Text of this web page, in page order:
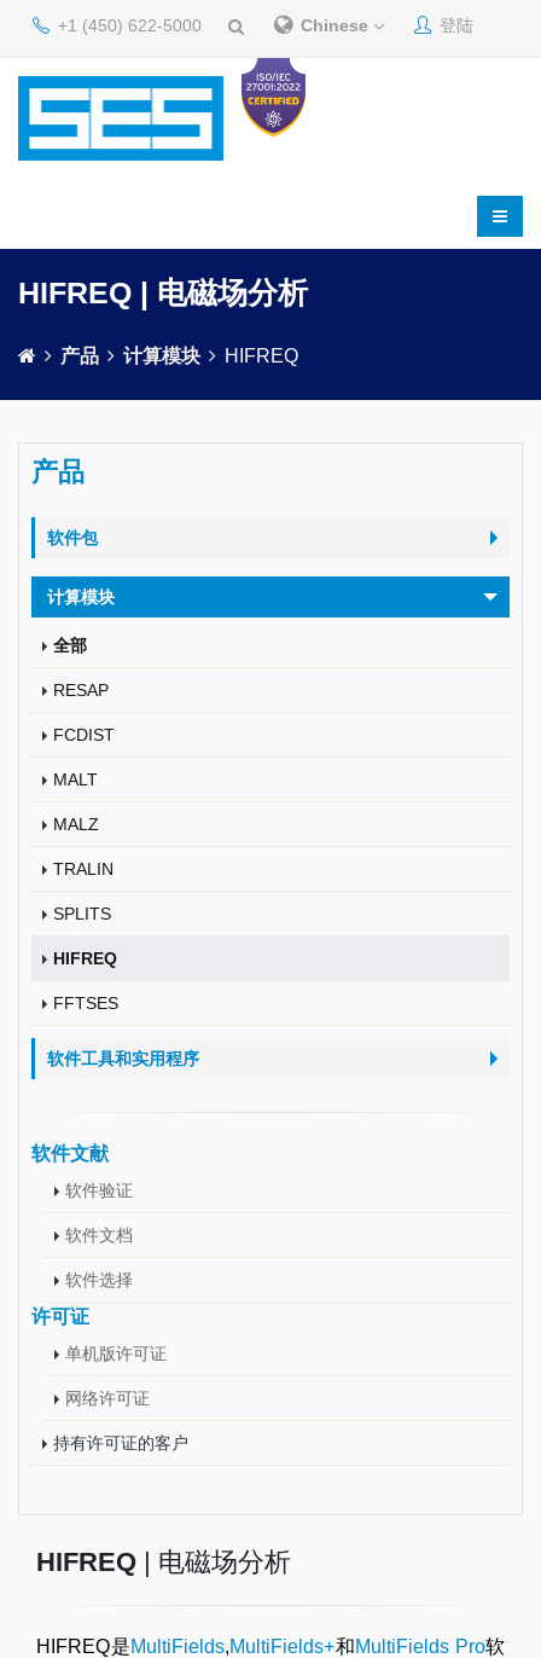
+1 (450) 622-5000 Chinese 登陆
HIFREQ | 电磁场分析
产品 计算模块 HIFREQ
产品
软件包
计算模块
全部
RESAP
FCDIST
MALT
MALZ
TRALIN
SPLITS
HIFREQ
FFTSES
软件工具和实用程序
软件文献
软件验证
软件文档
软件选择
许可证
单机版许可证
网络许可证
持有许可证的客户
HIFREQ | 电磁场分析
HIFREQ是MultiFields,MultiFields+和MultiFields Pro软